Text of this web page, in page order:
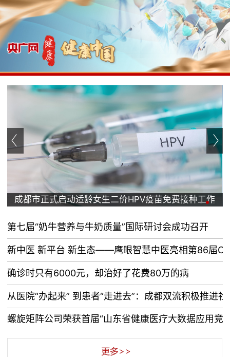
市正式启动适龄女生二价HPV疫苗免费接种工作
首个
第七届“奶牛营养与牛奶质量”国际研讨会成功召开
新中医 新平台 新生态——鹰眼智慧中医亮相第86届
确诊时只有6000元，却治好了花费80万的病
从医院“办起来” 到患者“走进去”：成都双流积极推进
螺旋矩阵公司荣获首届“山东省健康医疗大数据应用竞